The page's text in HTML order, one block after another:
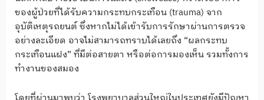
ของผู้ป่วยที่ได้รับความกระทบกระเทือน (trauma) จาก
อุบัติเหตุรถยนต์ ซึ่งหากไม่ได้เข้ารับการรักษาผ่านการตรวจ
อย่างละเอียด อาจไม่สามารถทราบได้เลยถึง “ผลกระทบ
กระเทือนแฝง” ที่มีต่อสายตา หรือต่อการมองเห็น รวมทั้งการ
ทำงานของสมอง